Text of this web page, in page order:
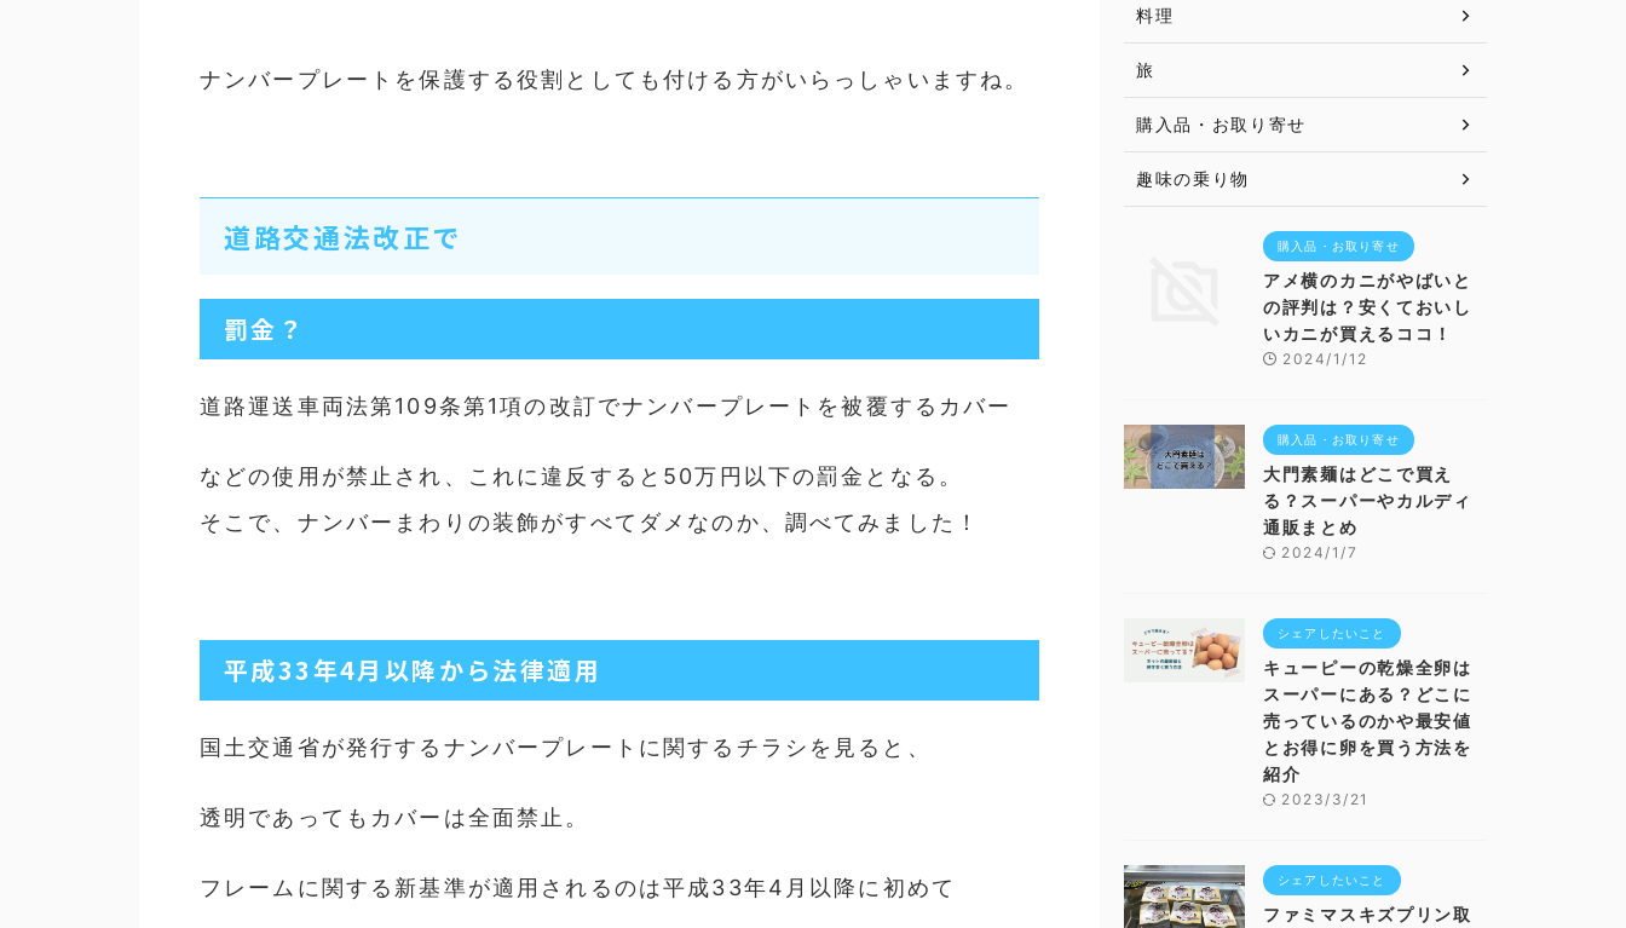
ナンバープレートを保護する役割としても付ける方がいらっしゃいますね。
道路交通法改正で
罰金？
道路運送車両法第109条第1項の改訂でナンバープレートを被覆するカバー
などの使用が禁止され、これに違反すると50万円以下の罰金となる。
そこで、ナンバーまわりの装飾がすべてダメなのか、調べてみました！
平成33年4月以降から法律適用
国土交通省が発行するナンバープレートに関するチラシを見ると、
透明であってもカバーは全面禁止。
フレームに関する新基準が適用されるのは平成33年4月以降に初めて
料理
旅
購入品・お取り寄せ
趣味の乗り物
購入品・お取り寄せ
アメ横のカニがやばいと
の評判は？安くておいし
いカニが買えるココ！
2024/1/12
購入品・お取り寄せ
大門素麺はどこで買え
る？スーパーやカルディ
通販まとめ
2024/1/7
シェアしたいこと
キューピーの乾燥全卵は
スーパーにある？どこに
売っているのかや最安値
とお得に卵を買う方法を
紹介
2023/3/21
シェアしたいこと
ファミマスキズプリン取